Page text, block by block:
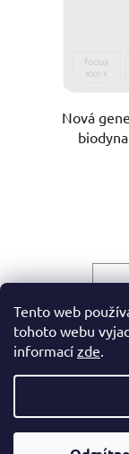
Tento web
tohoto webu
informací zde.
Nová
Tři unikátní